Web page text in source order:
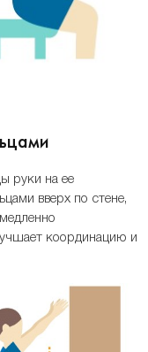
руки на ее
вверх по стене,
координацию и